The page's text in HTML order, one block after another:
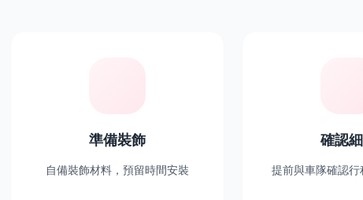
準備裝飾
自備裝飾材料，預留時間安裝
確認
提前與車隊確認